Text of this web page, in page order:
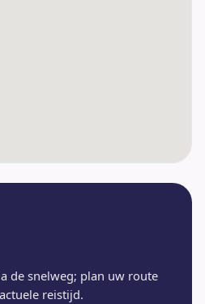
de snelweg; plan uw route
reistijd.